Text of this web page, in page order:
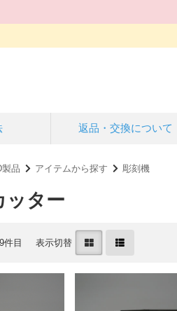
返品・交換について
製品 アイテムから探す 彫刻機
ッター
件目 表示切替